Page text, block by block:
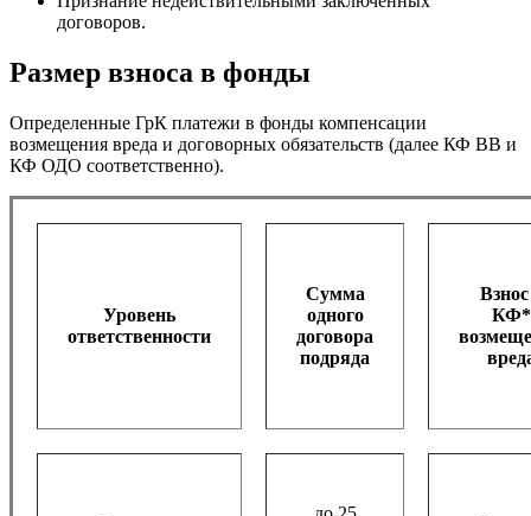
договоров.
Размер взноса в фонды
Определенные ГрК платежи в фонды компенсации
возмещения вреда и договорных обязательств (далее КФ ВВ и
КФ ОДО соответственно).
Уровень
ответственности
Сумма
одного
договора
подряда
КФ*